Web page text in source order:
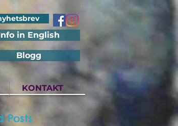
in English
Blogg
KONTAKT
Posts